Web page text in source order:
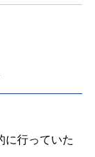
行っていた